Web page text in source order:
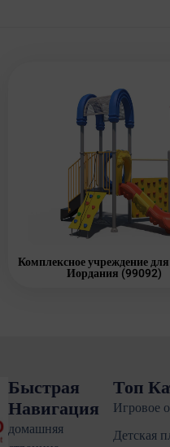
Комплексное учреждение
Иордания (99092)
Быстрая
Навигация
домашняя
Топ
Игровое
Детская